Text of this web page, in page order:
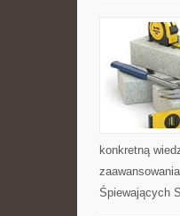
konkretną
Śpiewających